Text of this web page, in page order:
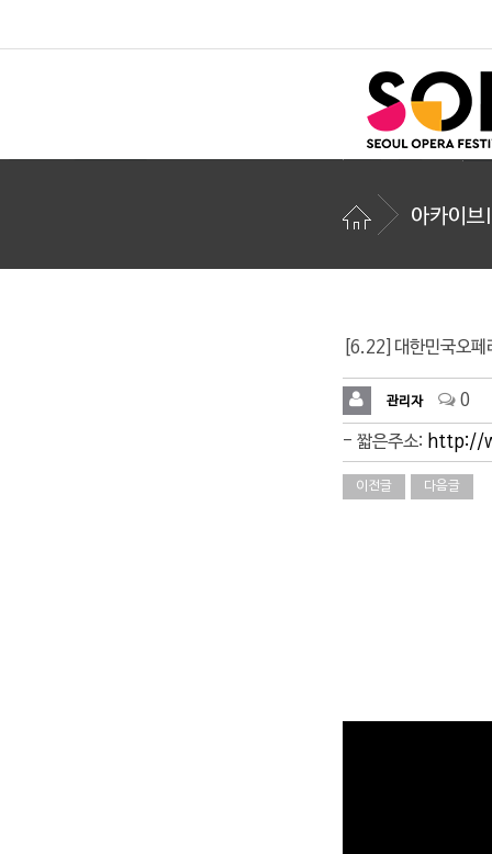
아카이브I
[6.22]대한민국오
관리자 0
- 짧은주소: http://
이전글 다음글